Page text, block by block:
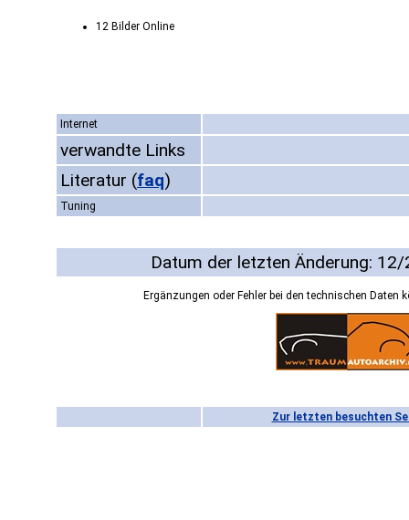
12 Bilder Online
Internet
verwandte Links
Literatur (faq)
Tuning
Datum der letzten Änderung:
Ergänzungen oder Fehler bei den technischen Daten
Zur letzten besuchten